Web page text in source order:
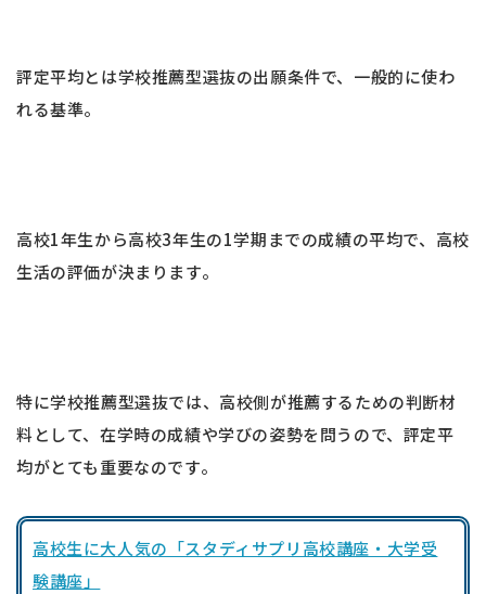
評定平均とは学校推薦型選抜の出願条件で、一般的に使わ
れる基準。
高校1年生から高校3年生の1学期までの成績の平均で、高校
生活の評価が決まります。
特に学校推薦型選抜では、高校側が推薦するための判断材
料として、在学時の成績や学びの姿勢を問うので、評定平
均がとても重要なのです。
高校生に大人気の「スタディサプリ高校講座・大学受
験講座」